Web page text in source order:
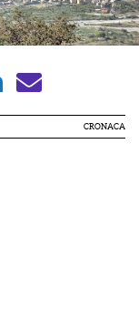
CRONACA